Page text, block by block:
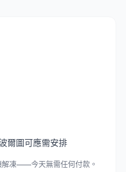
爾圖可應需安排
解凍——今天無需任何付款。